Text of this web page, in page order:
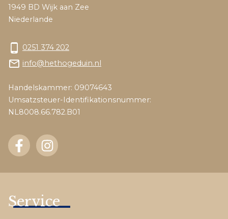
1949 BD Wijk aan Zee
Niederlande
phone_android 0251 374 202
mail_outline info@hethogeduin.nl
Handelskammer: 09074643
Umsatzsteuer-Identifikationsnummer:
NL8008.66.782.B01
Service